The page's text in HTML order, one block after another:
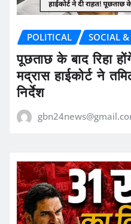
POLITICAL SOCIAL
पूछताछ के बाद रिहा
मद्रास हाईकोर्ट ने
निर्देश